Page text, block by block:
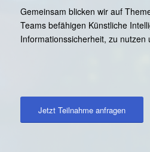
Gemeinsam blicken wir auf
Teams befähigen Künstliche
Informationssicherheit, zu nutzen
Jetzt Teilnahme anfragen